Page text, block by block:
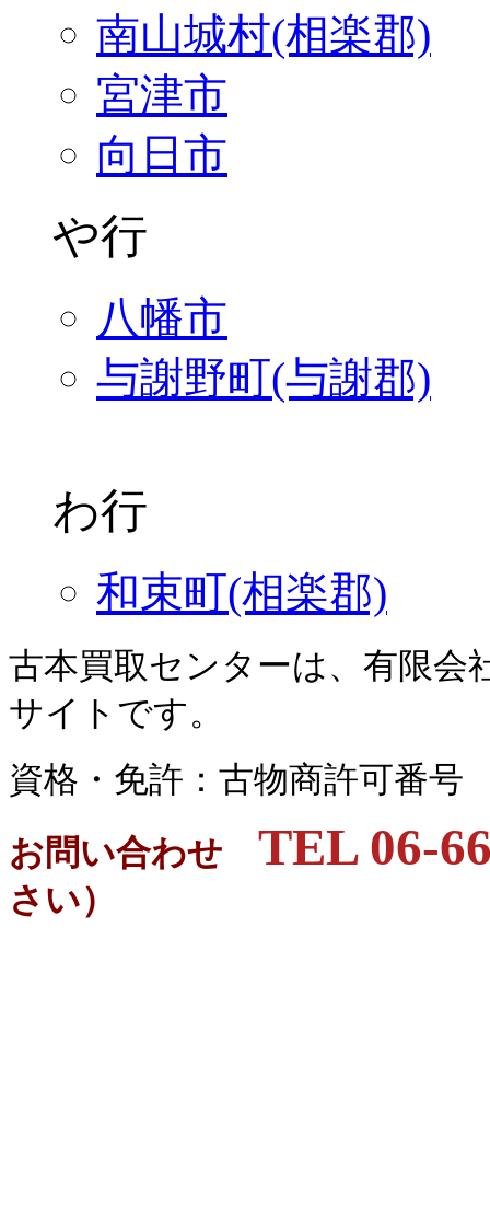
南山城村(相楽郡)
宮津市
向日市
や行
八幡市
与謝野町(与謝郡)
わ行
和束町(相楽郡)
古本買取センターは、有限会
サイトです。
資格・免許：古物商許可番号
お問い合わせ
TEL 06-
さい）